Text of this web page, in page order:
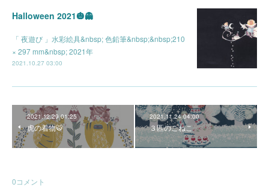
Halloween 2021🎃👻
「 夜遊び 」水彩絵具&nbsp; 色鉛筆&nbsp;&nbsp;210
× 297 mm&nbsp; 2021年
2021.10.27 03:00
2021.12.29 01:25
虎の着物🐯
2021.11.24 04:00
３匹のこねこ
0コメント